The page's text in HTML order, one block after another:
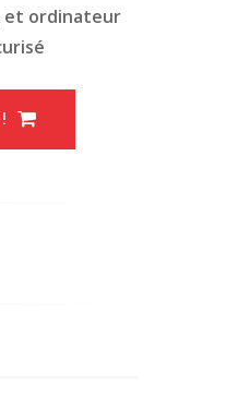
et ordinateur